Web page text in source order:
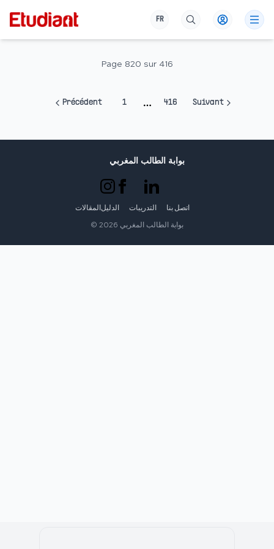
FR
Page 820 sur 416
Précédent 1 416 Suivant
بوابة الطالب المغربي
المقالات الدليل التدريبات اتصل بنا
© 2026 بوابة الطالب المغربي